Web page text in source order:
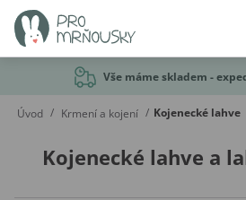
Vše máme skladem -
Úvod / Krmení a kojení / Kojenecké lahve
Kojenecké lahve a